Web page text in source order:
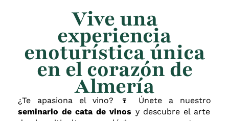
Vive una
experiencia
enoturística única
en el corazón de
Almería
¿Te apasiona el vino? 🍷 Únete a nuestro
seminario de cata de vinos y descubre el arte